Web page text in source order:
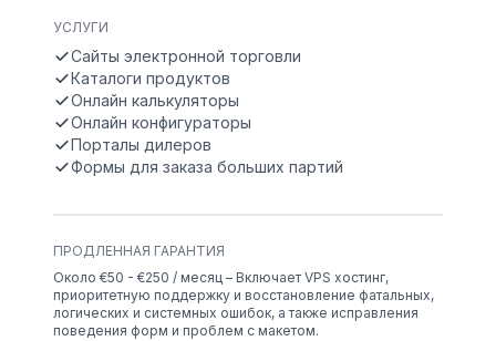
УСЛУГИ
Сайты электронной торговли
Каталоги продуктов
Онлайн калькуляторы
Онлайн конфигураторы
Порталы дилеров
Формы для заказа больших партий
ПРОДЛЕННАЯ ГАРАНТИЯ
Около €50 - €250 / месяц – Включает VPS хостинг,
приоритетную поддержку и восстановление фатальных,
логических и системных ошибок, а также исправления
поведения форм и проблем с макетом.